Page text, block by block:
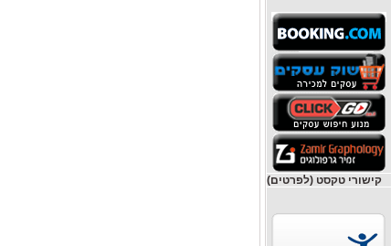
קישורי טקסט (לפרטים)